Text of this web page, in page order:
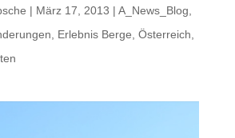
| März 17, 2013 | A_News_Blog
Erlebnis Berge Österreich